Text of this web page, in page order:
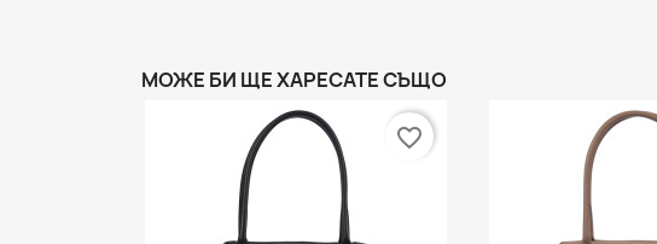
МОЖЕ БИ ЩЕ ХАРЕСАТЕ СЪЩО
favorite_border